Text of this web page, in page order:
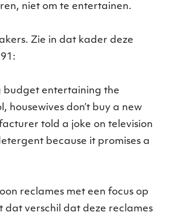
niet om te entertainen.
Zie in dat kader deze
budget entertaining the
housewives don’t buy a new
told a joke on television
because it promises a
reclames met een focus op
dat verschil dat deze reclames